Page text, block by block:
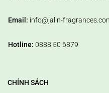
Email: info@jalin-
Hotline: 0888 50 6879
CHÍNH SÁCH